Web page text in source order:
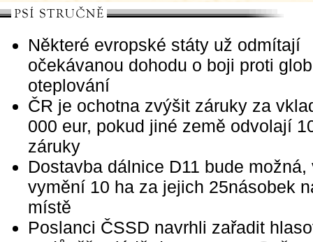
Některé evropské státy už odmítají
očekávanou dohodu o boji proti
oteplování
ČR je ochotna zvýšit záruky za
000 eur, pokud jiné země odvolají
záruky
Dostavba dálnice D11 bude možná,
vymění 10 ha za jejich 25násobek
místě
Poslanci ČSSD navrhli zařadit